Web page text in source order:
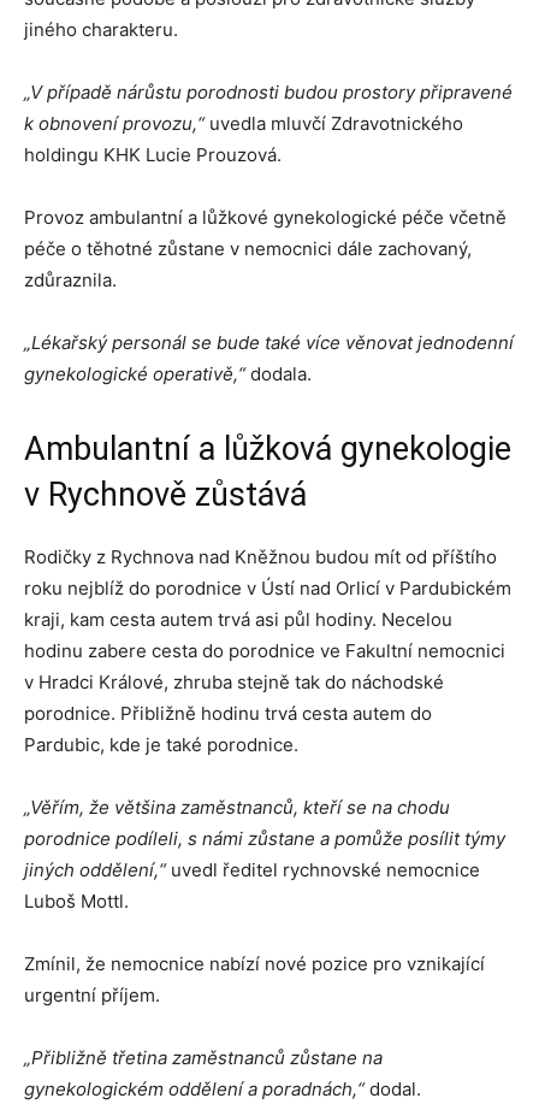
jiného charakteru.
„V případě nárůstu porodnosti budou prostory připravené
k obnovení provozu,“uvedla mluvčí Zdravotnického
holdingu KHK Lucie Prouzová.
Provoz ambulantní a lůžkové gynekologické péče včetně
péče o těhotné zůstane v nemocnici dále zachovaný,
zdůraznila.
„Lékařský personál se bude také více věnovat jednodenní
gynekologické operativě,“dodala.
Ambulantní a lůžková gynekologie
v Rychnově zůstává
Rodičky z Rychnova nad Kněžnou budou mít od příštího
roku nejblíž do porodnice v Ústí nad Orlicí v Pardubickém
kraji, kam cesta autem trvá asi půl hodiny. Necelou
hodinu zabere cesta do porodnice ve Fakultní nemocnici
v Hradci Králové, zhruba stejně tak do náchodské
porodnice. Přibližně hodinu trvá cesta autem do
Pardubic, kde je také porodnice.
„Věřím, že většina zaměstnanců, kteří se na chodu
porodnice podíleli, s námi zůstane a pomůže posílit týmy
jiných oddělení,“ uvedl ředitel rychnovské nemocnice
Luboš Mottl.
Zmínil, že nemocnice nabízí nové pozice pro vznikající
urgentní příjem.
„Přibližně třetina zaměstnanců zůstane na
gynekologickém oddělení a poradnách,“dodal.